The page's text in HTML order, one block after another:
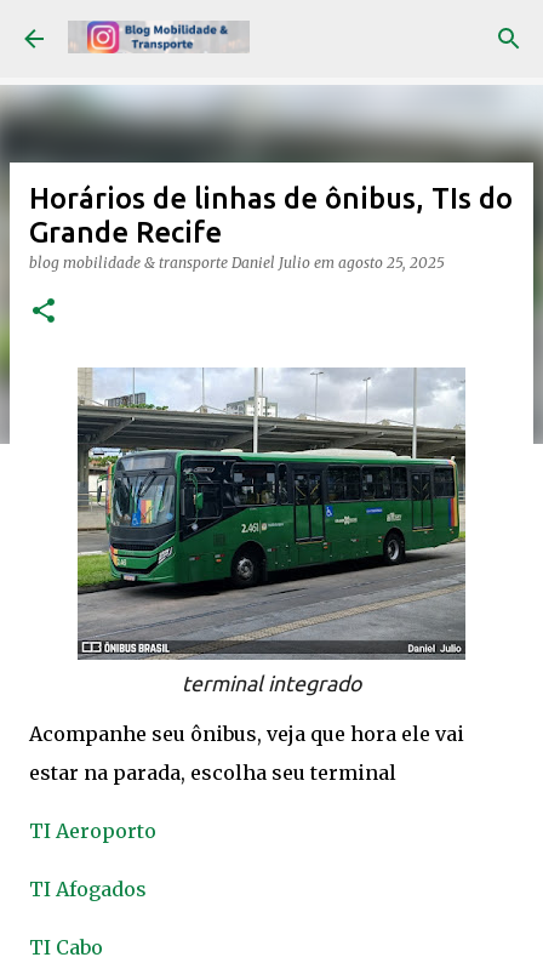
Pular para o conteúdo principal
Horários de linhas de ônibus, TIs do
Grande Recife
blog mobilidade & transporte Daniel Julio em agosto 25, 2025
terminal integrado
Acompanhe seu ônibus, veja que hora ele vai
estar na parada, escolha seu terminal
TI Aeroporto
TI Afogados
TI Cabo